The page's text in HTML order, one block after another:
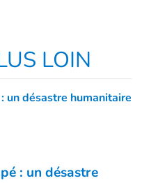
LOIN
: un désastre